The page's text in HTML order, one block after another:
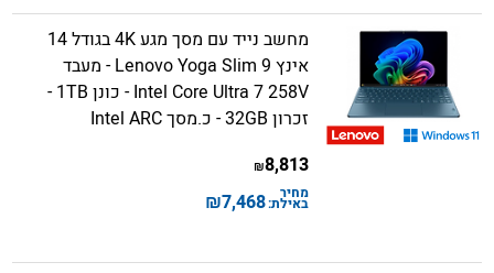
מחשב נייד עם מסך מגע 4K בגודל 14
אינץ Lenovo Yoga Slim 9 - מעבד
Intel Core Ultra 7 258V - כונן 1TB -
זכרון 32GB - כ.מסך Intel ARC
8,813
₪
מחיר
באילת:7,468
₪